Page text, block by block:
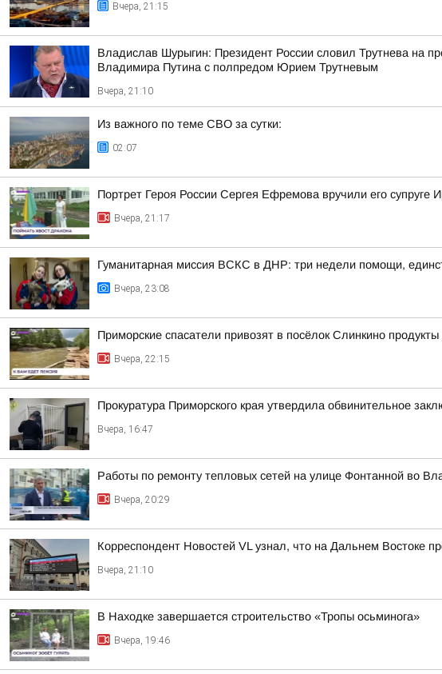
Вчера, 21:15
Владислав Шурыгин: Президент России словил Трутнева на
Владимира Путина с полпредом Юрием Трутневым
Вчера, 21:10
Из важного по теме СВО за сутки:
02:07
Портрет Героя России Сергея Ефремова вручили его супруге
Вчера, 21:17
Гуманитарная миссия ВСКС в ДНР: три недели помощи,
Вчера, 23:08
Приморские спасатели привозят в посёлок Слинкино
Вчера, 22:15
Прокуратура Приморского края утвердила обвинительное
Вчера, 16:47
Работы по ремонту тепловых сетей на улице Фонтанной во
Вчера, 20:29
Корреспондент Новостей VL узнал, что на Дальнем Востоке
Вчера, 21:10
В Находке завершается строительство «Тропы осьминога»
Вчера, 19:46